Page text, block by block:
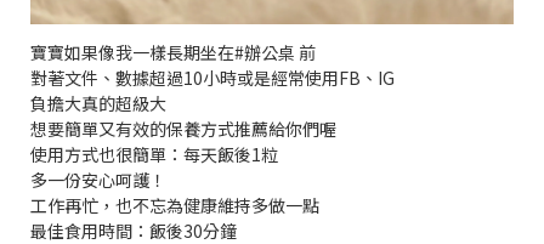
寶寶如果像我一樣長期坐在#辦公桌 前
對著文件、數據超過10小時或是經常使用FB、IG
負擔大真的超級大
想要簡單又有效的保養方式推薦給你們喔
使用方式也很簡單：每天飯後1粒
多一份安心呵護！
工作再忙，也不忘為健康維持多做一點
最佳食用時間：飯後30分鐘